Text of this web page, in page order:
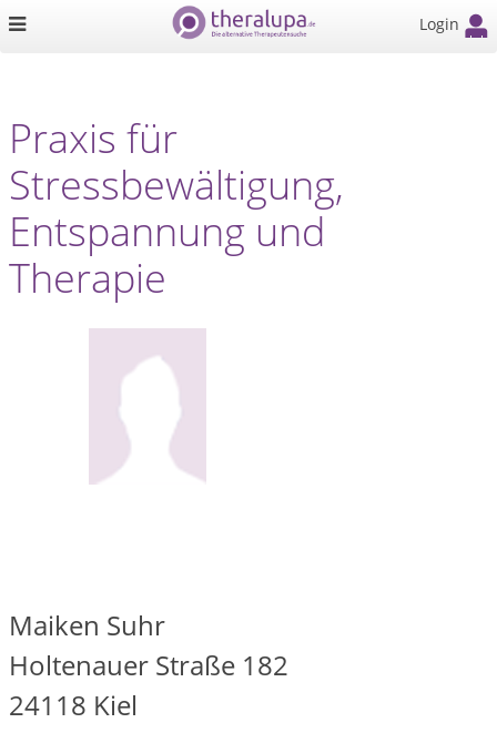
Login
Praxis für
Stressbewältigung,
Entspannung und
Therapie
Maiken Suhr
Holtenauer Straße 182
24118 Kiel